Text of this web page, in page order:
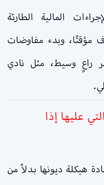
المالية الطارئة
مؤقتًا، وبدء مفاوضات
راعٍ وسيط، مثل نادي
عليها إذا
هيكلة ديونها بدلاً من